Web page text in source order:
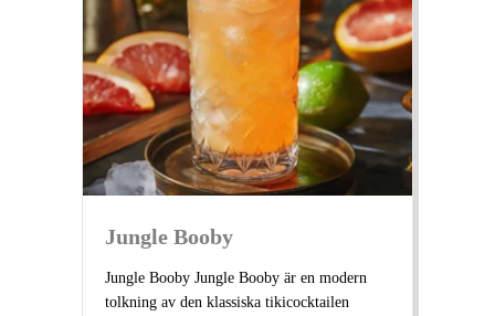
Jungle Booby
Jungle Booby Jungle Booby är en modern
tolkning av den klassiska tikicocktailen